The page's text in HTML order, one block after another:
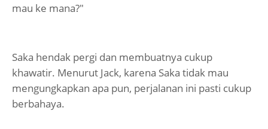
mau ke mana?"
Saka hendak pergi dan membuatnya cukup
khawatir. Menurut Jack, karena Saka tidak mau
mengungkapkan apa pun, perjalanan ini pasti cukup
berbahaya.